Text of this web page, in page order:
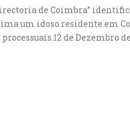
de Coimbra”
um idoso residente em
de Dezembro